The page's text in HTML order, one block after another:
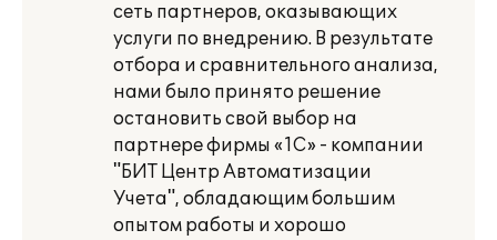
сеть партнеров, оказывающих
услуги по внедрению. В результате
отбора и сравнительного анализа,
нами было принято решение
остановить свой выбор на
партнере фирмы «1С» - компании
"БИТ Центр Автоматизации
Учета", обладающим большим
опытом работы и хорошо